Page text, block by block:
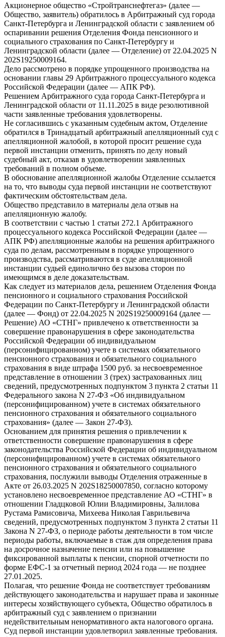
Акционерное общество «Стройтранснефтегаз» (далее —
Общество, заявитель) обратилось в Арбитражный суд города
Санкт-Петербурга и Ленинградской области с заявлением об
оспаривании решения Отделения Фонда пенсионного и
социального страхования по Санкт-Петербургу и
Ленинградской области (далее — Отделение) от 22.04.2025 N
202S19250009164.
Дело рассмотрено в порядке упрощенного производства на
основании главы 29 Арбитражного процессуального кодекса
Российской Федерации (далее — АПК РФ).
Решением Арбитражного суда города Санкт-Петербурга и
Ленинградской области от 11.11.2025 в виде резолютивной
части заявленные требования удовлетворены.
Не согласившись с указанным судебным актом, Отделение
обратился в Тринадцатый арбитражный апелляционный суд с
апелляционной жалобой, в которой просит решение суда
первой инстанции отменить, принять по делу новый
судебный акт, отказав в удовлетворении заявленных
требований в полном объеме.
В обоснование апелляционной жалобы Отделение ссылается
на то, что выводы суда первой инстанции не соответствуют
фактическим обстоятельствам дела.
Общество представило в материалы дела отзыв на
апелляционную жалобу.
В соответствии с частью 1 статьи 272.1 Арбитражного
процессуального кодекса Российской Федерации (далее —
АПК РФ) апелляционные жалобы на решения арбитражного
суда по делам, рассмотренным в порядке упрощенного
производства, рассматриваются в суде апелляционной
инстанции судьей единолично без вызова сторон по
имеющимся в деле доказательствам.
Как следует из материалов дела, решением Отделения Фонда
пенсионного и социального страхования Российской
Федерации по Санкт-Петербургу и Ленинградской области
(далее — Фонд) от 22.04.2025 N 202S19250009164 (далее —
Решение) АО «СТНГ» привлечено к ответственности за
совершение правонарушения в сфере законодательства
Российской Федерации об индивидуальном
(персонифицированном) учете в системах обязательного
пенсионного страхования и обязательного социального
страхования в виде штрафа 1500 руб. за несвоевременное
представление в отношении 3 (трех) застрахованных лиц
сведений, предусмотренных подпунктом 3 пункта 2 статьи 11
Федерального закона N 27-ФЗ «Об индивидуальном
(персонифицированном) учете в системах обязательного
пенсионного страхования и обязательного социального
страхования» (далее — Закон 27-ФЗ).
Основанием для принятия решения о привлечении к
ответственности совершение правонарушения в сфере
законодательства Российской Федерации об индивидуальном
(персонифицированном) учете в системах обязательного
пенсионного страхования и обязательного социального
страхования, послужили выводы Отделения отраженные в
Акте от 26.03.2025 N 202S18250007850, согласно которому
установлено несвоевременное представление АО «СТНГ» в
отношении Гладцковой Юлии Владимировны, Залилова
Рустама Рамисовича, Михеева Николая Гаврильевича
сведений, предусмотренных подпунктом 3 пункта 2 статьи 11
Закона N 27-ФЗ, о периоде работы деятельности в том числе
периоды работы, включаемые в стаж для определения права
на досрочное назначение пенсии или на повышение
фиксированной выплаты к пенсии, спорной отчетности по
форме ЕФС-1 за отчетный период 2024 года — не позднее
27.01.2025.
Полагая, что решение Фонда не соответствует требованиям
действующего законодательства и нарушает права и законные
интересы хозяйствующего субъекта, Общество обратилось в
арбитражный суд с заявлением о признании
недействительным ненормативного акта налогового органа.
Суд первой инстанции удовлетворил заявленные требования.